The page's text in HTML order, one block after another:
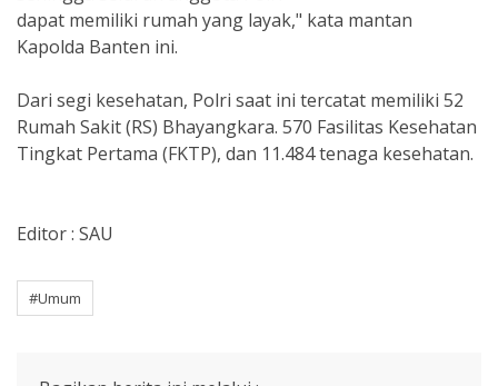
dapat memiliki rumah yang layak," kata mantan
Kapolda Banten ini.
Dari segi kesehatan, Polri saat ini tercatat memiliki 52
Rumah Sakit (RS) Bhayangkara. 570 Fasilitas Kesehatan
Tingkat Pertama (FKTP), dan 11.484 tenaga kesehatan.
Editor : SAU
#Umum